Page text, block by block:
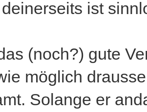
ist
(noch?) gute
möglich
Solange er